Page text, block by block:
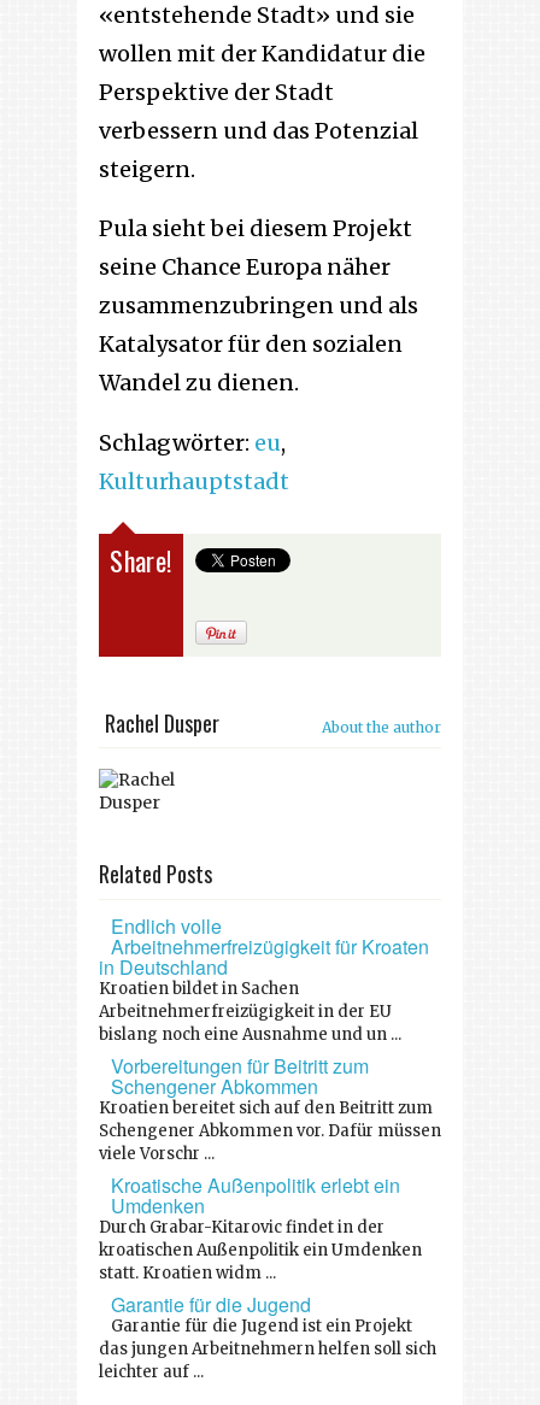
«entstehende Stadt» und sie
wollen mit der Kandidatur die
Perspektive der Stadt
verbessern und das Potenzial
steigern.
Pula sieht bei diesem Projekt
seine Chance Europa näher
zusammenzubringen und als
Katalysator für den sozialen
Wandel zu dienen.
Schlagwörter: eu,
Kulturhauptstadt
Share!
Rachel Dusper About the author
Related Posts
Endlich volle
Arbeitnehmerfreizügigkeit für Kroaten
in Deutschland
Kroatien bildet in Sachen
Arbeitnehmerfreizügigkeit in der EU
bislang noch eine Ausnahme und un ...
Vorbereitungen für Beitritt zum
Schengener Abkommen
Kroatien bereitet sich auf den Beitritt zum
Schengener Abkommen vor. Dafür müssen
viele Vorschr ...
Kroatische Außenpolitik erlebt ein
Umdenken
Durch Grabar-Kitarovic findet in der
kroatischen Außenpolitik ein Umdenken
statt. Kroatien widm ...
Garantie für die Jugend
Garantie für die Jugend ist ein Projekt
das jungen Arbeitnehmern helfen soll sich
leichter auf ...